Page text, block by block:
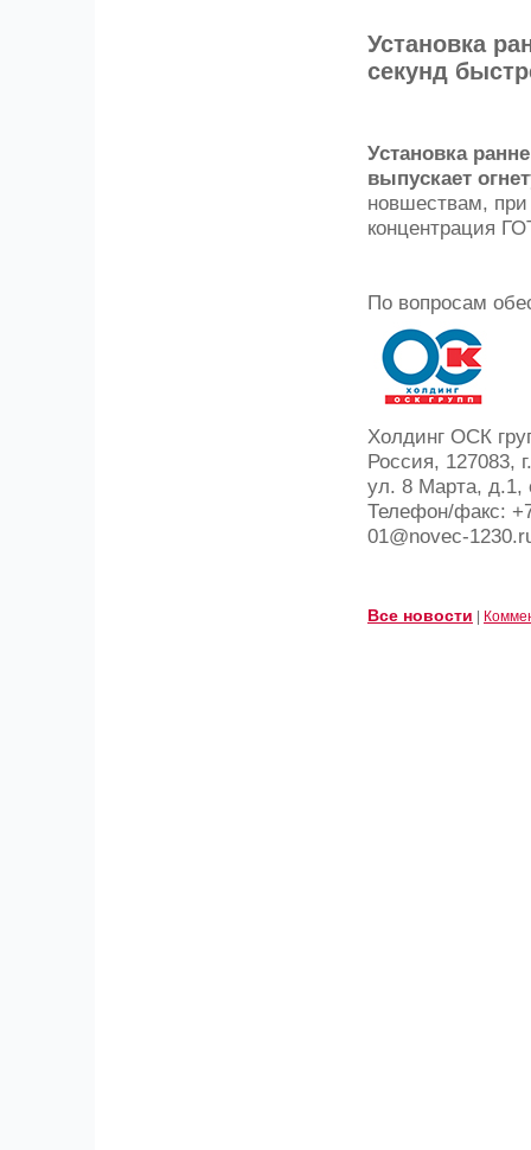
Установка
секунд
Установка
выпускает
новшествам,
концентрация
По вопросам
Холдинг ОСК
Россия, 127083,
ул. 8 Марта, д.1,
Телефон/факс:
01@novec-
Все новости